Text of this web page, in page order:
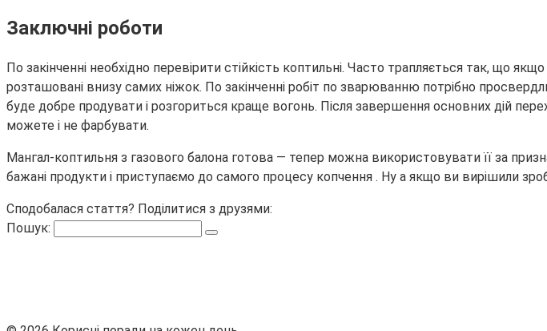
Заключні роботи
По закінченні необхідно перевірити стійкість коптильні. Часто трапляється так, що
розташовані внизу самих ніжок. По закінченні робіт по зварюванню потрібно
буде добре продувати і розгориться краще вогонь. Після завершення основних дій
можете і не фарбувати.
Мангал-коптильня з газового балона готова — тепер можна використовувати її за
бажані продукти і приступаємо до самого процесу копчення . Ну а якщо ви вирішили
Сподобалася стаття? Поділитися з друзями:
Пошук: